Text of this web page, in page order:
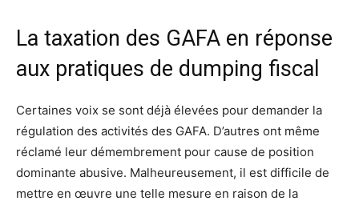
La taxation des GAFA en réponse
aux pratiques de dumping fiscal
Certaines voix se sont déjà élevées pour demander la
régulation des activités des GAFA. D’autres ont même
réclamé leur démembrement pour cause de position
dominante abusive. Malheureusement, il est difficile de
mettre en œuvre une telle mesure en raison de la